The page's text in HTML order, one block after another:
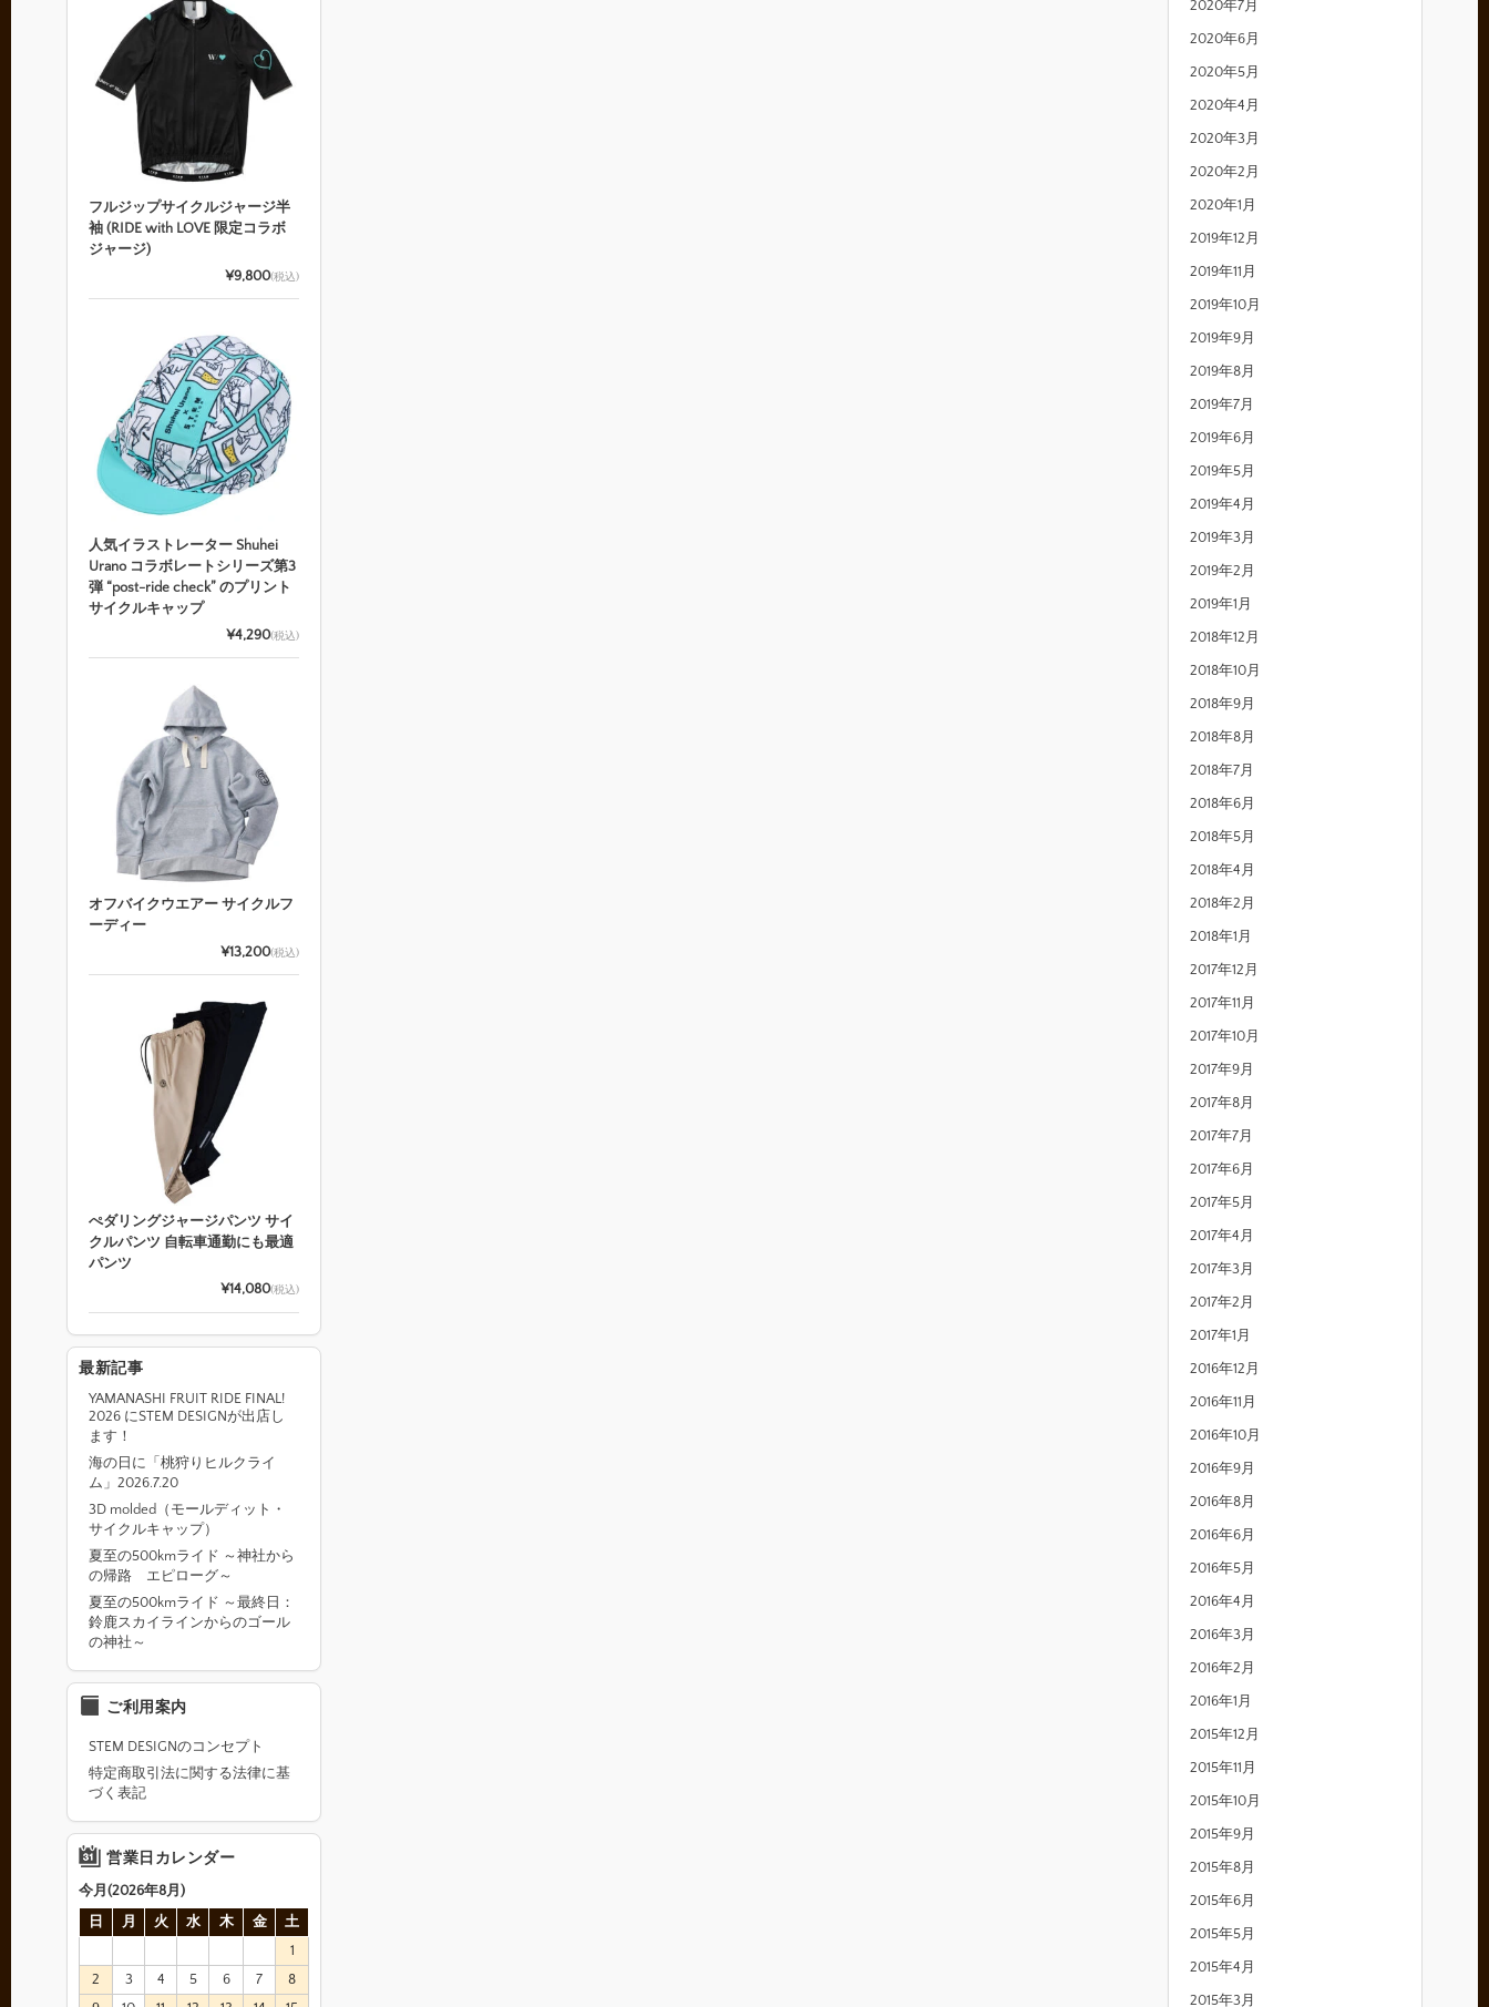
2020年7月
2020年6月
2020年5月
2020年4月
2020年3月
2020年2月
2020年1月
2019年12月
2019年11月
2019年10月
2019年9月
2019年8月
2019年7月
2019年6月
2019年5月
2019年4月
2019年3月
2019年2月
2019年1月
2018年12月
2018年10月
2018年9月
2018年8月
2018年7月
2018年6月
2018年5月
2018年4月
2018年2月
2018年1月
2017年12月
2017年11月
2017年10月
2017年9月
2017年8月
2017年7月
2017年6月
2017年5月
2017年4月
2017年3月
2017年2月
2017年1月
2016年12月
2016年11月
2016年10月
2016年9月
2016年8月
2016年6月
2016年5月
2016年4月
2016年3月
2016年2月
2016年1月
2015年12月
2015年11月
2015年10月
2015年9月
2015年8月
2015年6月
2015年5月
2015年4月
2015年3月
フルジップサイクルジャージ半
袖 (RIDE with LOVE 限定コラボ
ジャージ)
¥9,800(税込)
人気イラストレーター Shuhei
Urano コラボレートシリーズ第3
弾 “post-ride check” のプリント
サイクルキャップ
¥4,290(税込)
オフバイクウエアー サイクルフ
ーディー
¥13,200(税込)
ぺダリングジャージパンツ サイ
クルパンツ 自転車通勤にも最適
パンツ
¥14,080(税込)
最新記事
YAMANASHI FRUIT RIDE FINAL!
2026 にSTEM DESIGNが出店し
ます！
海の日に「桃狩りヒルクライ
ム」2026.7.20
3D molded（モールディット・
サイクルキャップ）
夏至の500kmライド ～神社から
の帰路 エピローグ～
夏至の500kmライド ～最終日：
鈴鹿スカイラインからのゴール
の神社～
ご利用案内
STEM DESIGNのコンセプト
特定商取引法に関する法律に基
づく表記
営業日カレンダー
今月(2026年8月)
日
月 火 水 木 金
土
1
2
3 4 5 6 7
8